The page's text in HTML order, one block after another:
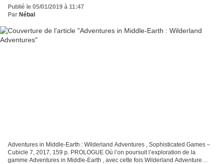
Publié le 05/01/2019 à 11:47
Par Nébal
Adventures in Middle-Earth : Wilderland Adventures , Sophisticated Games –
Cubicle 7, 2017, 159 p. PROLOGUE Où l’on poursuit l’exploration de la
gamme Adventures in Middle-Earth , avec cette fois Wilderland Adventures,